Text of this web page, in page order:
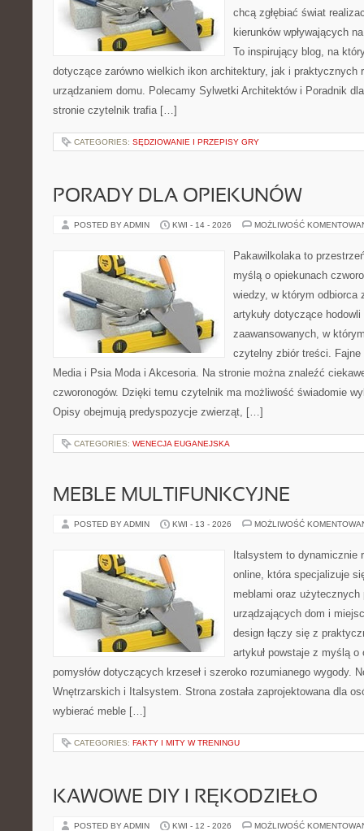
chcą zgłębiać świat
kierunków wpływających
To inspirujący blog, na
dotyczące zarówno wielkich ikon architektury, jak i praktycznych
urządzaniem domu. Polecamy Sylwetki Architektów i Poradnik
stronie czytelnik trafia […]
CATEGORIES: SĘDZIOWANIE I PRZEPISY GRY
PORADY DLA OPIEKUNÓW
POSTED BY ADMIN KWI - 14 - 2026 MOŻLIWOŚĆ
Pakawilkolaka to
myślą o opiekunach
wiedzy, w którym odbiorca
artykuły dotyczące
zaawansowanych, w
czytelny zbiór treści.
Media i Psia Moda i Akcesoria. Na stronie można znaleźć
czworonogów. Dzięki temu czytelnik ma możliwość świadomie
Opisy obejmują predyspozycje zwierząt, […]
CATEGORIES: WENECJA EUGANEJSKA
MEBLE MULTIFUNKCYJNE
POSTED BY ADMIN KWI - 13 - 2026 MOŻLIWOŚĆ
Italsystem to dynamicznie
online, która specjalizuje
meblami oraz użytecznych
urządzających dom i
design łączy się z
artykuł powstaje z myślą
pomysłów dotyczących krzeseł i szeroko rozumianego wygody.
Wnętrzarskich i Italsystem. Strona została zaprojektowana dla
wybierać meble […]
CATEGORIES: FAKTY I MITY W TRENINGU
KAWOWE DIY I RĘKODZIEŁO
POSTED BY ADMIN KWI - 12 - 2026 MOŻLIWOŚĆ